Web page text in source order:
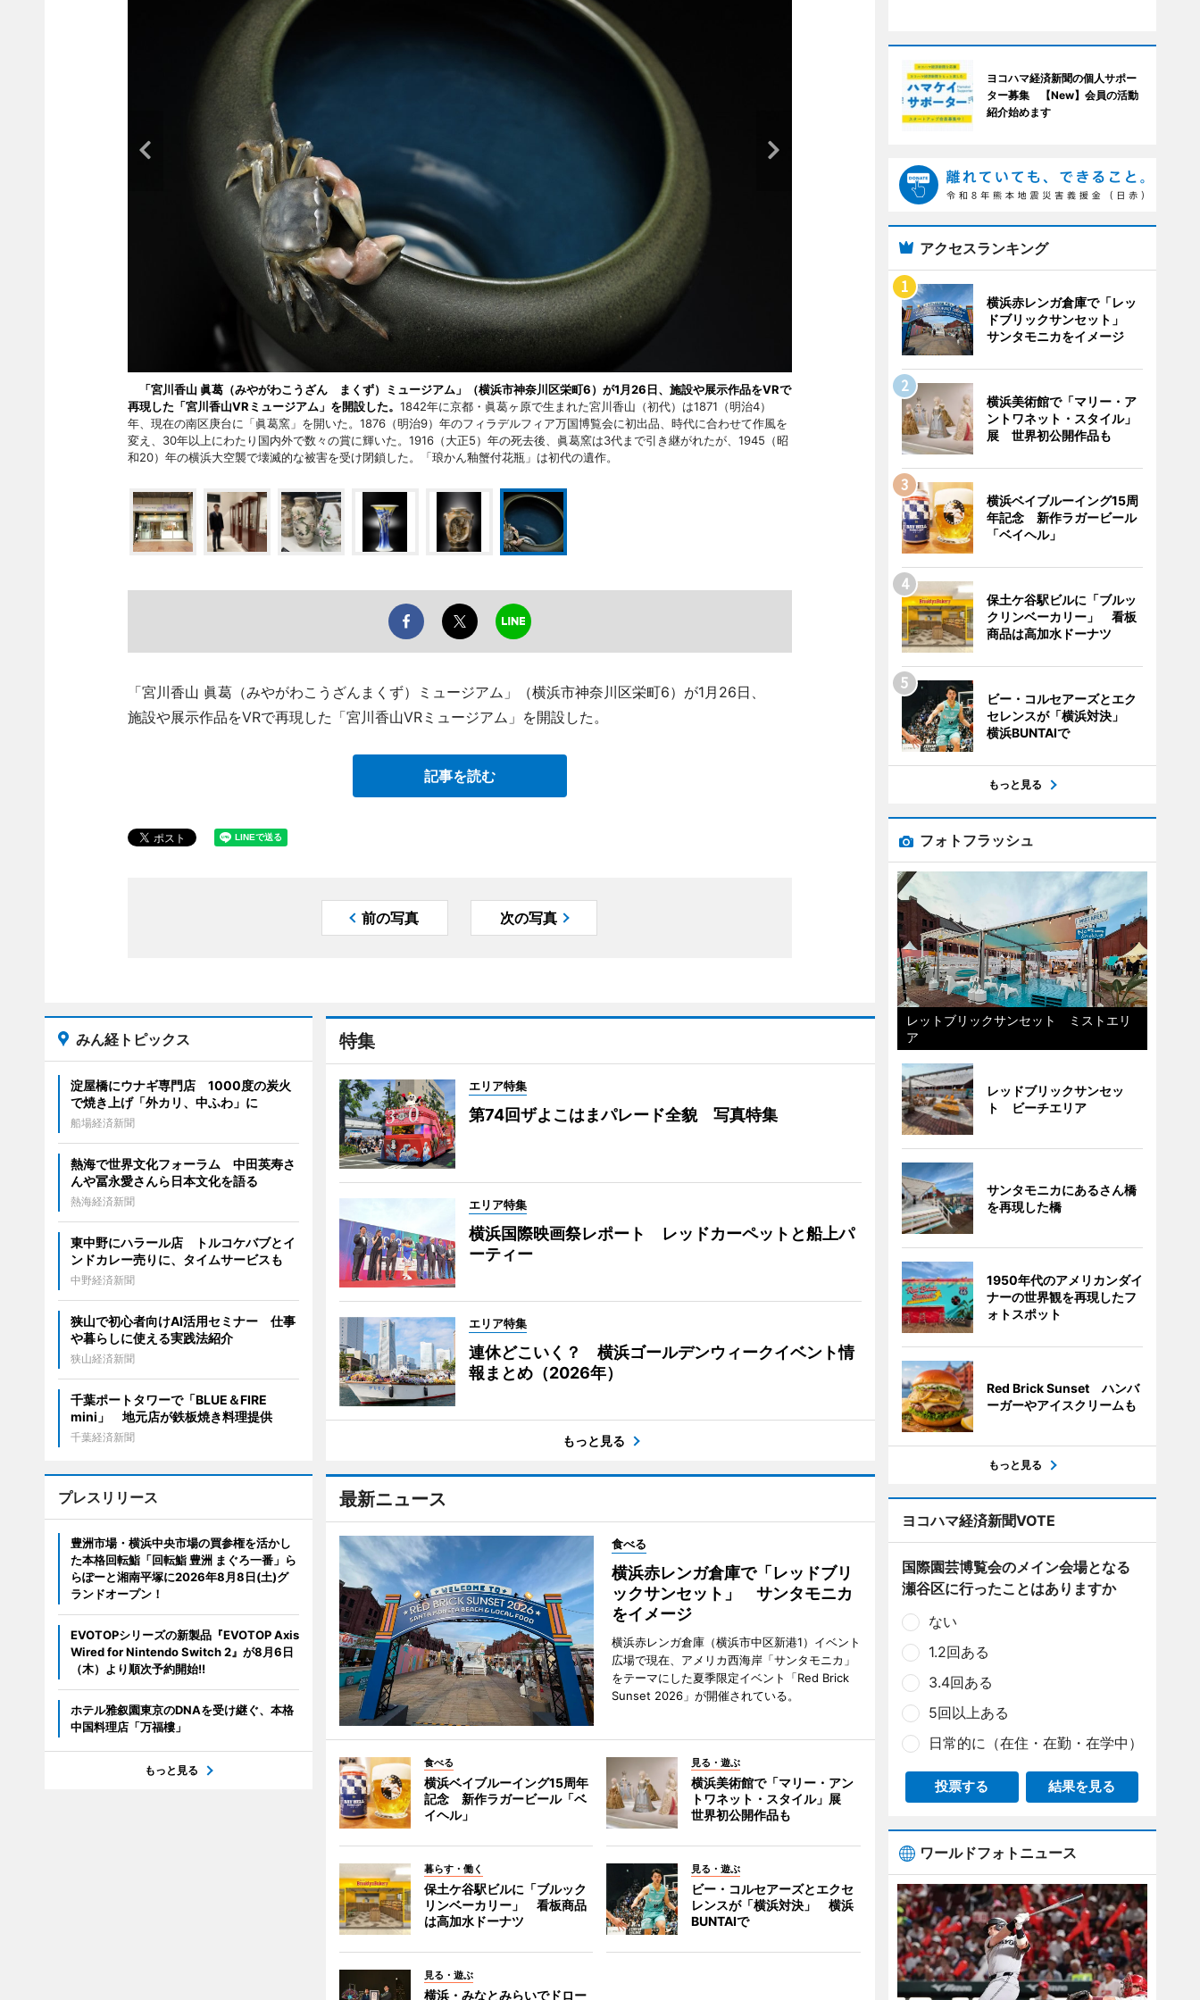
「宮川香山 眞葛（みやがわこうざん まくず）ミュージアム」（横浜市神奈川区栄町6）が1月26日、施設や展示作品をVRで
再現した「宮川香山VRミュージアム」を開設した。 1842年に京都・眞葛ヶ原で生まれた宮川香山（初代）は1871（明治4）
年、現在の南区庚台に「眞葛窯」を開いた。1876（明治9）年のフィラデルフィア万国博覧会に初出品、時代に合わせて作風を
変え、30年以上にわたり国内外で数々の賞に輝いた。1916（大正5）年の死去後、眞葛窯は3代まで引き継がれたが、1945（昭
和20）年の横浜大空襲で壊滅的な被害を受け閉鎖した。「琅かん釉蟹付花瓶」は初代の遺作。
「宮川香山 眞葛（みやがわこうざんまくず）ミュージアム」（横浜市神奈川区栄町6）が1月26日、
施設や展示作品をVRで再現した「宮川香山VRミュージアム」を開設した。
記事を読む
前の写真 次の写真
特集
エリア特集
第74回ザよこはまパレード全貌 写真特集
エリア特集
横浜国際映画祭レポート レッドカーペットと船上パ
ーティー
エリア特集
連休どこいく？ 横浜ゴールデンウィークイベント情
報まとめ（2026年）
もっと見る
最新ニュース
食べる
横浜赤レンガ倉庫で「レッドブリ
ックサンセット」 サンタモニカ
をイメージ
横浜赤レンガ倉庫（横浜市中区新港1）イベント
広場で現在、アメリカ西海岸「サンタモニカ」
をテーマにした夏季限定イベント「Red Brick
Sunset 2026」が開催されている。
食べる
横浜ベイブルーイング15周年
記念 新作ラガービール「ベ
イヘル」
見る・遊ぶ
横浜美術館で「マリー・アン
トワネット・スタイル」展
世界初公開作品も
暮らす・働く
保土ケ谷駅ビルに「ブルック
リンベーカリー」 看板商品
は高加水ドーナツ
見る・遊ぶ
ビー・コルセアーズとエクセ
レンスが「横浜対決」 横浜
BUNTAIで
見る・遊ぶ
横浜・みなとみらいでドロー
みん経トピックス
淀屋橋にウナギ専門店 1000度の炭火
で焼き上げ「外カリ、中ふわ」に
船場経済新聞
熱海で世界文化フォーラム 中田英寿さ
んや冨永愛さんら日本文化を語る
熱海経済新聞
東中野にハラール店 トルコケバブとイ
ンドカレー売りに、タイムサービスも
中野経済新聞
狭山で初心者向けAI活用セミナー 仕事
や暮らしに使える実践法紹介
狭山経済新聞
千葉ポートタワーで「BLUE＆FIRE
mini」 地元店が鉄板焼き料理提供
千葉経済新聞
プレスリリース
豊洲市場・横浜中央市場の買参権を活かし
た本格回転鮨「回転鮨 豊洲 まぐろ一番」ら
らぽーと湘南平塚に2026年8月8日(土)グ
ランドオープン！
EVOTOPシリーズの新製品『EVOTOP Axis
Wired for Nintendo Switch 2』が8月6日
（木）より順次予約開始!!
ホテル雅叙園東京のDNAを受け継ぐ、本格
中国料理店「万福樓」
もっと見る
ヨコハマ経済新聞の個人サポー
ター募集 【New】会員の活動
紹介始めます
アクセスランキング
横浜赤レンガ倉庫で「レッ
ドブリックサンセット」
サンタモニカをイメージ
横浜美術館で「マリー・ア
ントワネット・スタイル」
展 世界初公開作品も
横浜ベイブルーイング15周
年記念 新作ラガービール
「ベイヘル」
保土ケ谷駅ビルに「ブルッ
クリンベーカリー」 看板
商品は高加水ドーナツ
ビー・コルセアーズとエク
セレンスが「横浜対決」
横浜BUNTAIで
もっと見る
フォトフラッシュ
レットブリックサンセット ミストエリ
ア
レッドブリックサンセッ
ト ビーチエリア
サンタモニカにあるさん橋
を再現した橋
1950年代のアメリカンダイ
ナーの世界観を再現したフ
ォトスポット
Red Brick Sunset ハンバ
ーガーやアイスクリームも
もっと見る
ヨコハマ経済新聞VOTE
国際園芸博覧会のメイン会場となる
瀬谷区に行ったことはありますか
ない
1.2回ある
3.4回ある
5回以上ある
日常的に（在住・在勤・在学中）
投票する 結果を見る
ワールドフォトニュース